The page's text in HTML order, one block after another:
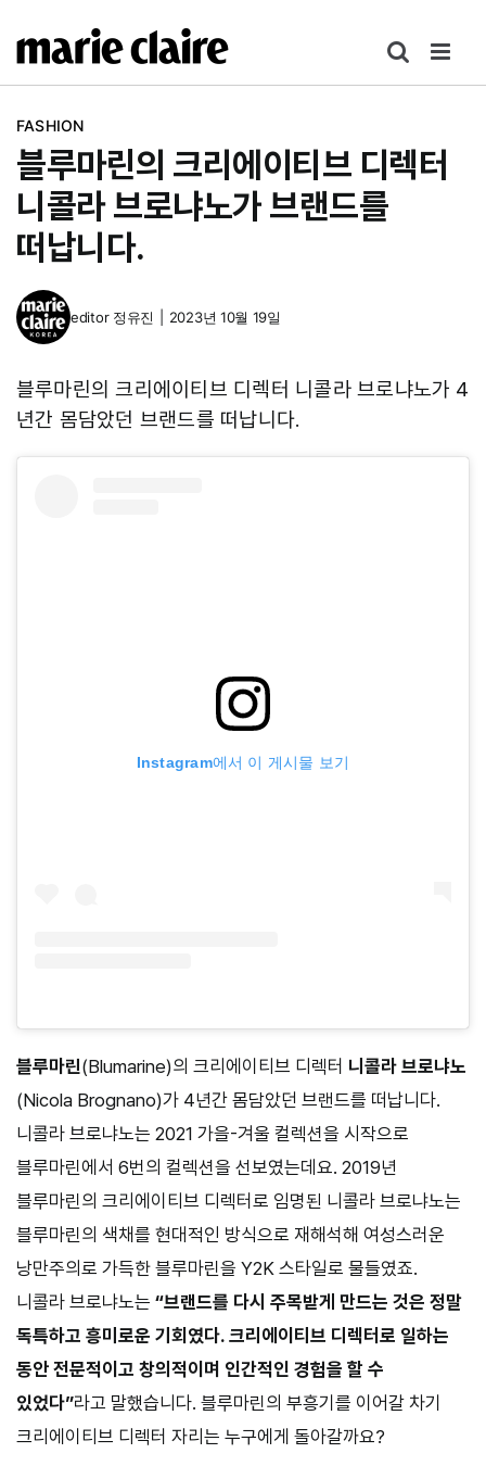
텐
FASHION
블루마린의 크리에이티브 디렉터
니콜라 브로냐노가 브랜드를
떠납니다.
editor 정유진 2023년 10월 19일
블루마린의 크리에이티브 디렉터 니콜라 브로냐노가 4
년간 몸담았던 브랜드를 떠납니다.
Instagram에서 이 게시물 보기
블루마린(Blumarine)의 크리에이티브 디렉터 니콜라 브로냐노
(Nicola Brognano)가 4년간 몸담았던 브랜드를 떠납니다.
니콜라 브로냐노는 2021 가을-겨울 컬렉션을 시작으로
블루마린에서 6번의 컬렉션을 선보였는데요. 2019년
블루마린의 크리에이티브 디렉터로 임명된 니콜라 브로냐노는
블루마린의 색채를 현대적인 방식으로 재해석해 여성스러운
낭만주의로 가득한 블루마린을 Y2K 스타일로 물들였죠.
니콜라 브로냐노는 “브랜드를 다시 주목받게 만드는 것은 정말
독특하고 흥미로운 기회였다. 크리에이티브 디렉터로 일하는
동안 전문적이고 창의적이며 인간적인 경험을 할 수
있었다”라고 말했습니다. 블루마린의 부흥기를 이어갈 차기
크리에이티브 디렉터 자리는 누구에게 돌아갈까요?